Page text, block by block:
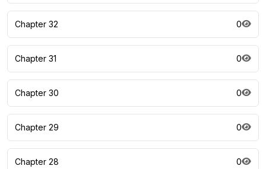
Chapter 32 0
Chapter 31 0
Chapter 30 0
Chapter 29 0
Chapter 28 0